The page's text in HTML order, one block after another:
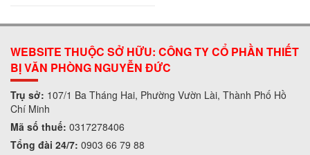
WEBSITE THUỘC SỞ HỮU: CÔNG TY CỔ PHẦN THIẾT
BỊ VĂN PHÒNG NGUYỄN ĐỨC
Trụ sở: 107/1 Ba Tháng Hai, Phường Vườn Lài, Thành Phố Hồ
Chí Minh
Mã số thuế: 0317278406
Tổng đài 24/7: 0903 66 79 88